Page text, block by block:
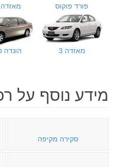
פורד פוקוס מאזדה 323
מאזדה 3 הונדה
מידע נוסף על
סקירה מקיפה